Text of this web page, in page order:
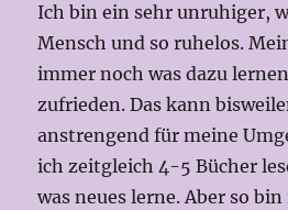
Ich bin ein sehr unruhiger,
Mensch und so ruhelos.
immer noch was dazu
zufrieden. Das kann
anstrengend für meine
ich zeitgleich 4-5 Bücher
was neues lerne. Aber so